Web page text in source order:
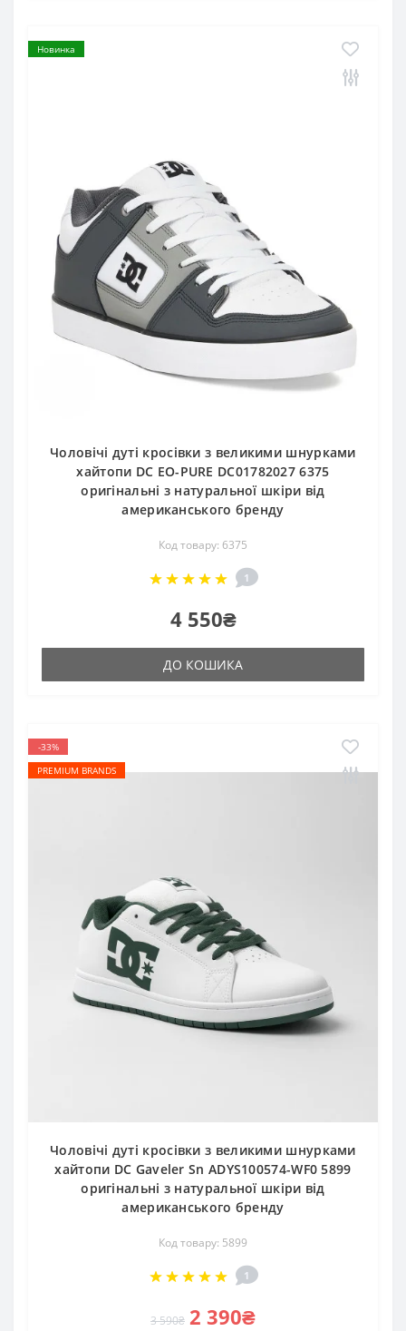
Новинка
Чоловічі дуті кросівки з великими шнурками
хайтопи DC EO-PURE DC01782027 6375
оригінальні з натуральної шкіри від
американського бренду
Код товару: 6375
1
4 550₴
ДО КОШИКА
-33%
PREMIUM BRANDS
Чоловічі дуті кросівки з великими шнурками
хайтопи DC Gaveler Sn ADYS100574-WF0 5899
оригінальні з натуральної шкіри від
американського бренду
Код товару: 5899
1
3 590₴ 2 390₴